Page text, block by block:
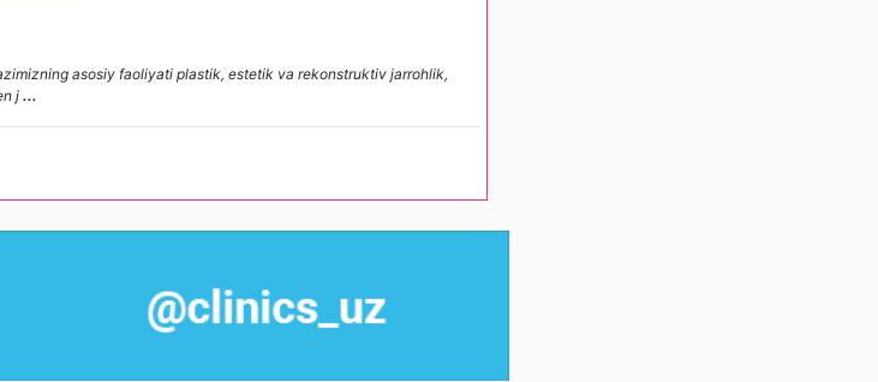
asosiy faoliyati plastik, estetik va rekonstruktiv jarrohlik,
j ...